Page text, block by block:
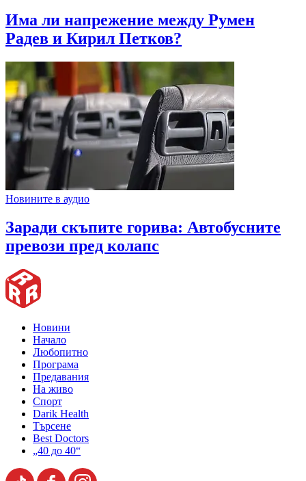
Има ли напрежение между Румен
Радев и Кирил Петков?
Новините в аудио
Заради скъпите горива: Автобусните
превози пред колапс
Новини
Начало
Любопитно
Програма
Предавания
На живо
Спорт
Darik Health
Търсене
Best Doctors
„40 до 40“